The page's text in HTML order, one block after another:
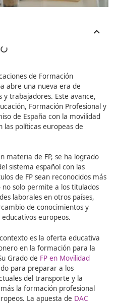
de Formación
abre una nueva era de
y trabajadores. Este
Educación, Formación
de España con la
con las políticas europeas
del sistema español con
títulos de FP sean
no solo permite a los
laborales en otros
de
educativos europeos.